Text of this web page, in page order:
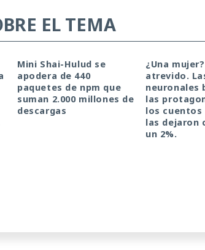
EL TEMA
Mini Shai-Hulud se
apodera de 440
paquetes de npm que
suman 2.000 millones de
descargas
¿Una
atrevido.
neuronales
las
los
las dejaron
un 2%.